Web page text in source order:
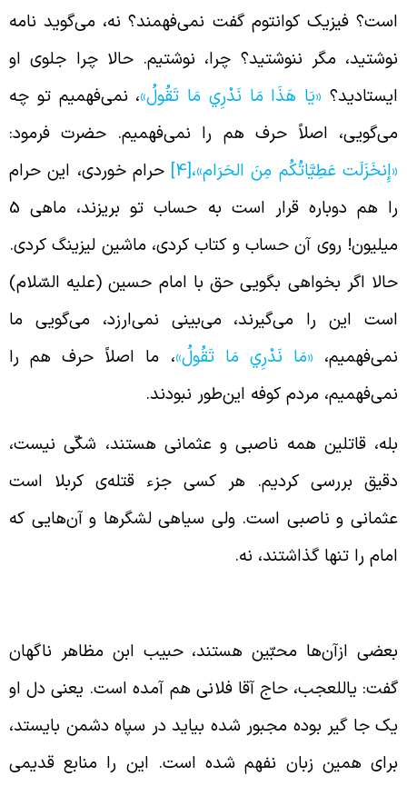
فیزیک کوانتوم گفت نمی‌فهمند؟ نه، می‌گوید نامه
مگر ننوشتید؟ چرا، نوشتیم. حالا چرا جلوی او
«يَا هَذَا مَا نَدْرِي مَا تَقُولُ»، نمی‌فهمیم تو چه
اصلاً حرف هم را نمی‌فهمیم. حضرت فرمود:
عَطِيَّاتُكُم‏ مِنَ الحَرَام»،[4]
حرام خوردی، این حرام
را هم دوباره قرار است به حساب تو بریزند، ماهی 5
روی آن حساب و کتاب کردی، ماشین لیزینگ کردی.
اگر بخواهی بگویی حق با امام حسین (علیه السّلام)
این را می‌گیرند، می‌بینی نمی‌ارزد، می‌گویی ما
«مَا نَدْرِي مَا تَقُولُ»، ما اصلاً حرف هم را
مردم کوفه این‌طور نبودند.
قاتلین همه ناصبی و عثمانی هستند، شکّی نیست،
بررسی کردیم. هر کسی جزء قتله‌ی کربلا است
و ناصبی است. ولی سیاهی لشگرها و آن‌هایی که
را تنها گذاشتند، نه.
ازآن‌ها محبّین هستند، حبیب ابن مظاهر ناگهان
یاللعجب، حاج آقا فلانی هم آمده است. یعنی دل او
جا گیر بوده مجبور شده بیاید در سپاه دشمن بایستد،
همین زبان نفهم شده است. این را منابع قدیمی